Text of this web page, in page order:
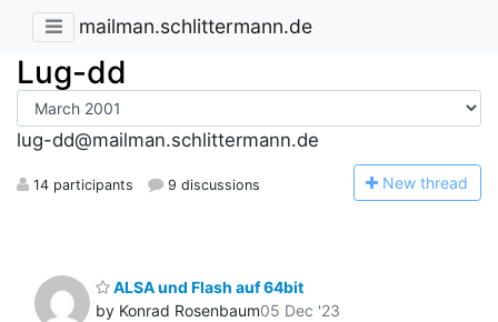
mailman.schlittermann.de
Lug-dd
lug-dd@mailman.schlittermann.de
14 participants 9 discussions New thread
ALSA und Flash auf 64bit
by Konrad Rosenbaum05 Dec '23